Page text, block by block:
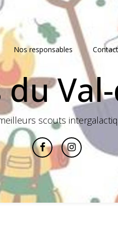
Nos responsables
scouts